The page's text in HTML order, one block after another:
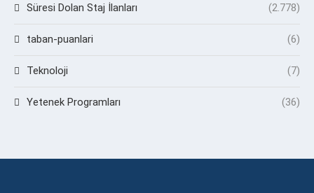
Süresi Dolan Staj İlanları (2.778)
taban-puanlari (6)
Teknoloji (7)
Yetenek Programları (36)